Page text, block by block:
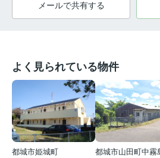
メールで共有する
よく見られている物件
都城市姫城町
都城市山田町中霧